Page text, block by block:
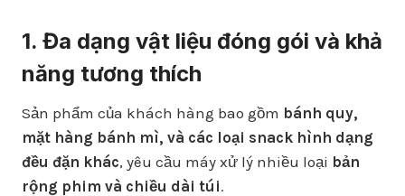
1. Đa dạng vật liệu đóng gói và khả
năng tương thích
Sản phẩm của khách hàng bao gồm bánh quy,
mặt hàng bánh mì, và các loại snack hình dạng
đều đặn khác, yêu cầu máy xử lý nhiều loại bản
rộng phim và chiều dài túi.